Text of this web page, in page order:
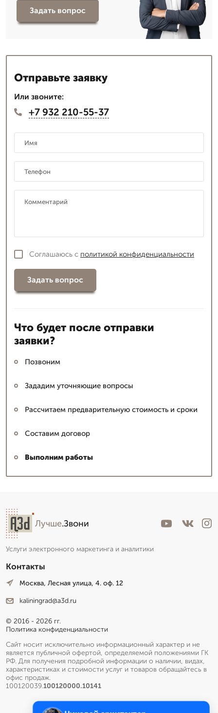
Задать вопрос
Отправьте заявку
Или звоните:
+7 932 210-55-37
Соглашаюсь с политикой конфиденциальности
Задать вопрос
Что будет после отправки
заявки?
Позвоним
Зададим уточняющие вопросы
Рассчитаем предварительную стоимость и сроки
Составим договор
Выполним работы
Лучше.Звони
Услуги электронного маркетинга и аналитики
Контакты
Москва, Лесная улица, 4. оф. 12
kaliningrad@a3d.ru
© 2016 - 2026 гг.
Политика конфиденциальности
Сайт носит исключительно информационный характер и не
является публичной офертой, определяемой положениями ГК
РФ. Для получения подробной информации о наличии, видах,
характеристиках и стоимости услуг и товаров обращайтесь в
офис продаж.
100120039.100120000.10141